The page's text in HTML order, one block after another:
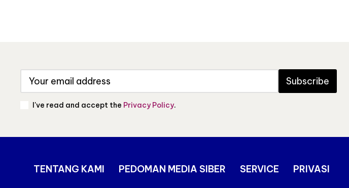
Subscribe
I've read and accept the Privacy Policy.
TENTANG KAMI PEDOMAN MEDIA SIBER SERVICE PRIVASI